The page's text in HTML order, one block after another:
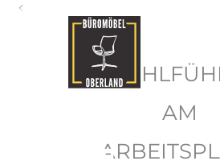
AM